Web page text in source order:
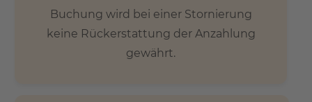
Buchung wird bei einer Stornierung
keine Rückerstattung der Anzahlung
gewährt.